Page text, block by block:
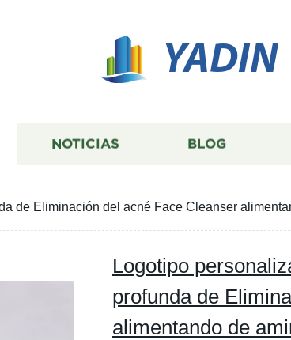
YADIN
NOTICIAS BLOG
de Eliminación del acné Face Cleanser
Logotipo
profunda de
alimentando de